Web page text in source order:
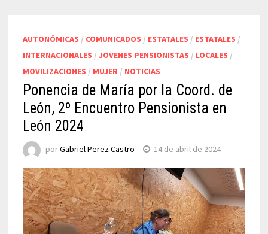
AUTONÓMICAS / COMUNICADOS / ESTATALES / ESTATALES /
INTERNACIONALES / JOVENES PENSIONISTAS / LOCALES /
MOVILIZACIONES / MUJER/ NOTICIAS
Ponencia de María por la Coord. de
León, 2º Encuentro Pensionista en
León 2024
porGabriel Perez Castro 14 de abril de 2024